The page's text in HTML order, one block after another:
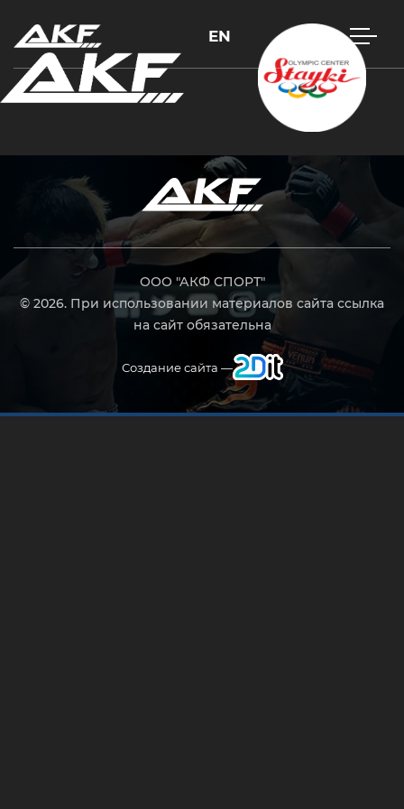
EN
ООО "АКФ СПОРТ"
© 2026. При использовании материалов сайта ссылка
на сайт обязательна
Создание сайта —
Нажмите Enter для поиска или Esc, чтобы закрыть